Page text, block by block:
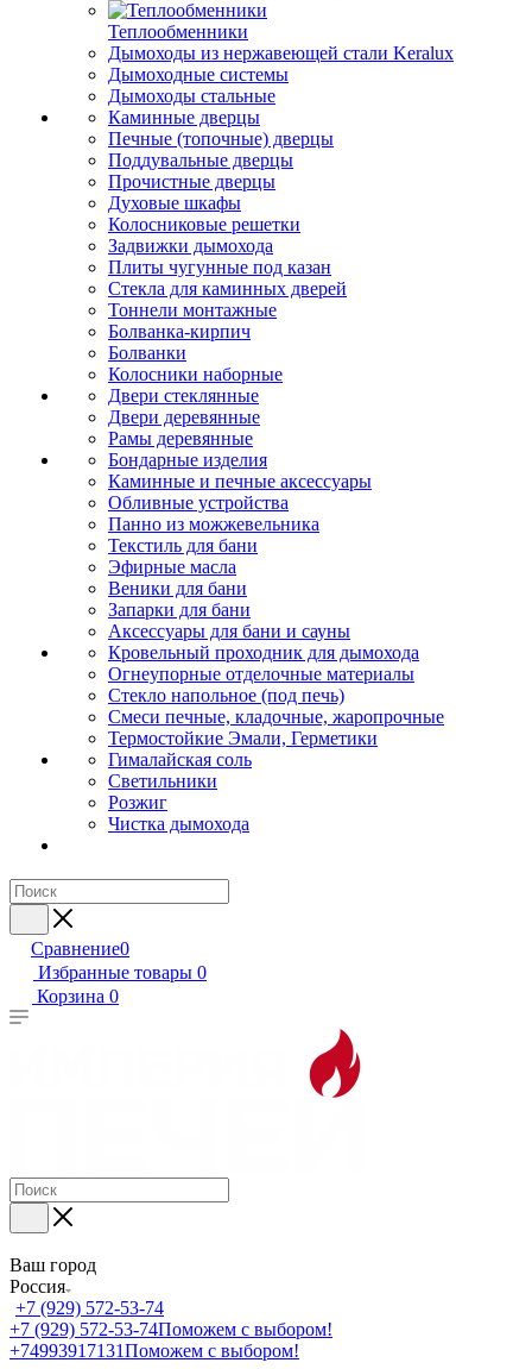
Теплообменники
Дымоходы из нержавеющей стали Keralux
Дымоходные системы
Дымоходы стальные
Каминные дверцы
Печные (топочные) дверцы
Поддувальные дверцы
Прочистные дверцы
Духовые шкафы
Колосниковые решетки
Задвижки дымохода
Плиты чугунные под казан
Стекла для каминных дверей
Тоннели монтажные
Болванка-кирпич
Болванки
Колосники наборные
Двери стеклянные
Двери деревянные
Рамы деревянные
Бондарные изделия
Каминные и печные аксессуары
Обливные устройства
Панно из можжевельника
Текстиль для бани
Эфирные масла
Веники для бани
Запарки для бани
Аксессуары для бани и сауны
Кровельный проходник для дымохода
Огнеупорные отделочные материалы
Стекло напольное (под печь)
Смеси печные, кладочные, жаропрочные
Термостойкие Эмали, Герметики
Гималайская соль
Светильники
Розжиг
Чистка дымохода
Сравнение0
Избранные товары 0
Корзина 0
Ваш город
Россия
+7 (929) 572-53-74
+7 (929) 572-53-74Поможем с выбором!
+74993917131Поможем с выбором!